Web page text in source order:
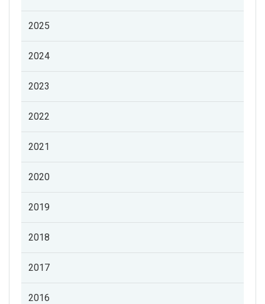
2025
2024
2023
2022
2021
2020
2019
2018
2017
2016